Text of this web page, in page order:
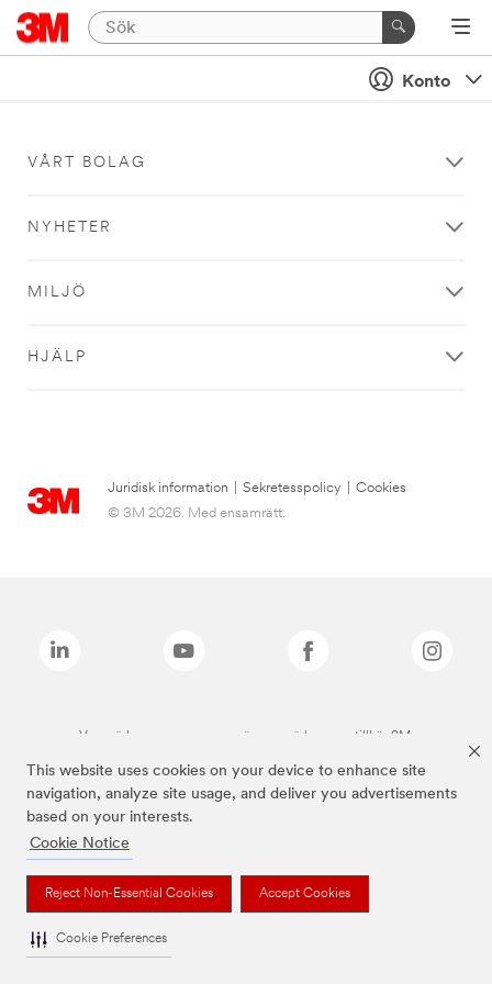
This website uses cookies on your device to enhance site
navigation, analyze site usage, and deliver you advertisements
based on your interests.
Cookie Notice
Reject Non-Essential Cookies Accept Cookies
Cookie Preferences
Konto
VÅRT BOLAG
NYHETER
MILJÖ
HJÄLP
Juridisk information Sekretesspolicy
Cookies
© 3M 2026. Med ensamrätt.
Varumärken som anges ovan är varumärken som tillhör 3M.